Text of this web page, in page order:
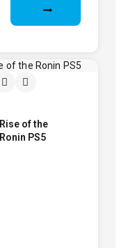
Rise of the
Ronin PS5